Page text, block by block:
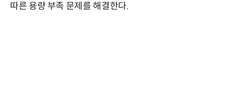
따른 용량 부족 문제를 해결한다.